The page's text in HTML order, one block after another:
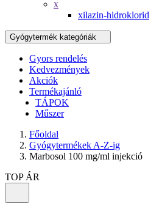
x
xilazin-hidroklorid
Gyógytermék kategóriák
Gyors rendelés
Kedvezmények
Akciók
Termékajánló
TÁPOK
Műszer
Főoldal
Gyógytermékek A-Z-ig
Marbosol 100 mg/ml injekció
TOP ÁR